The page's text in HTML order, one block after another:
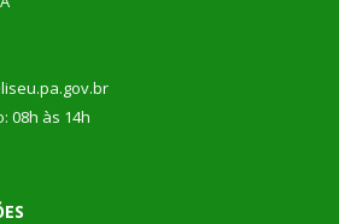
08h às 14h